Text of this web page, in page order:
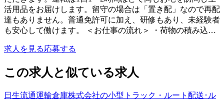
活用品をお届けします。留守の場合は「置き配」なので再配
達もありません。普通免許可に加え、研修もあり、未経験者
も安心して働けます。 ＜お仕事の流れ＞ ・荷物の積み込…
求人を見る応募する
この求人と似ている求人
日生流通運輸倉庫株式会社の小型トラック・ルート配送･ル